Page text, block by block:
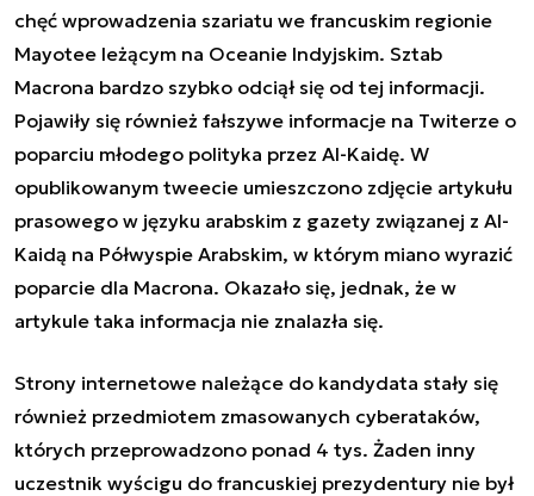
chęć wprowadzenia szariatu we francuskim regionie
Mayotee leżącym na Oceanie Indyjskim. Sztab
Macrona bardzo szybko odciął się od tej informacji.
Pojawiły się również fałszywe informacje na Twiterze o
poparciu młodego polityka przez Al-Kaidę. W
opublikowanym tweecie umieszczono zdjęcie artykułu
prasowego w języku arabskim z gazety związanej z Al-
Kaidą na Półwyspie Arabskim, w którym miano wyrazić
poparcie dla Macrona. Okazało się, jednak, że w
artykule taka informacja nie znalazła się.
Strony internetowe należące do kandydata stały się
również przedmiotem zmasowanych cyberataków,
których przeprowadzono ponad 4 tys. Żaden inny
uczestnik wyścigu do francuskiej prezydentury nie był